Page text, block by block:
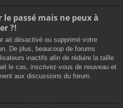
le passé mais ne peux à
?!
ait désactivé ou supprimé votre
De plus, beaucoup de forums
inactifs afin de réduire la taille
le cas, inscrivez-vous de nouveau et
aux discussions du forum.